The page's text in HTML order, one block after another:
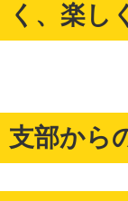
く、楽し
支部から